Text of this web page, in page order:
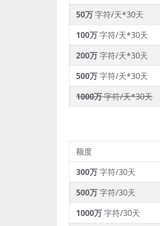
50万字符/天*30天
100万字符/天*30天
200万字符/天*30天
500万字符/天*30天
1000万字符/天*30天
额度
300万字符/30天
500万字符/30天
1000万字符/30天